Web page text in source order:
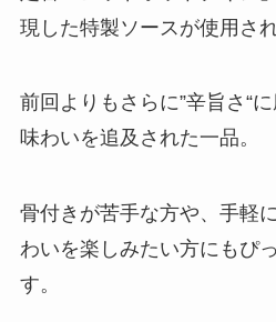
現した特製ソースが使用さ
前回よりもさらに”辛旨さ“
味わいを追及された一品。
骨付きが苦手な方や、手軽
わいを楽しみたい方にもぴ
す。